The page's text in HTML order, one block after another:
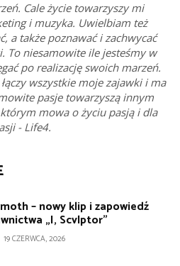
Cale życie towarzyszy mi
i muzyka. Uwielbiam też
a także poznawać i zachwycać
To niesamowite ile jesteśmy w
po realizację swoich marzeń.
wszystkie moje zajawki i ma
pasje towarzyszą innym
mowa o życiu pasją i dla
- Life4.
– nowy klip i zapowiedź
„I, Scvlptor”
19 CZERWCA, 2026